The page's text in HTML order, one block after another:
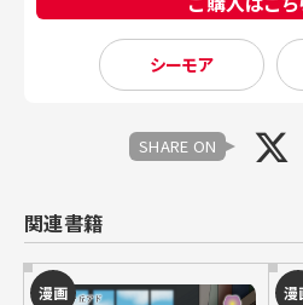
シーモア
SHARE ON
関連書籍
漫画 漫